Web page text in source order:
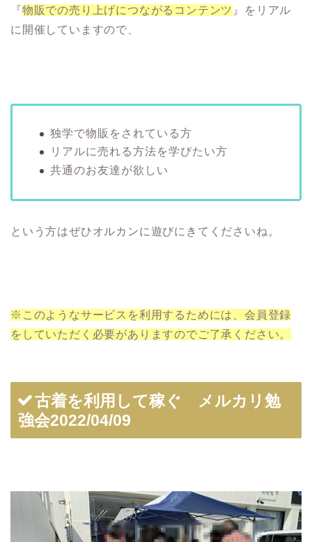
『物販での売り上げにつながるコンテンツ 』をリアル
に開催していますので、
独学で物販をされている方
リアルに売れる方法を学びたい方
共通のお友達が欲しい
という方はぜひオルカンに遊びにきてくださいね。
※このようなサービスを利用するためには、会員登録
をしていただく必要がありますのでご了承ください。
古着を利用して稼ぐ メルカリ勉
強会2022/04/09